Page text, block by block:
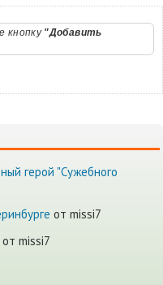
кнопку "Добавить
герой "Сужебного
от missi7
от missi7